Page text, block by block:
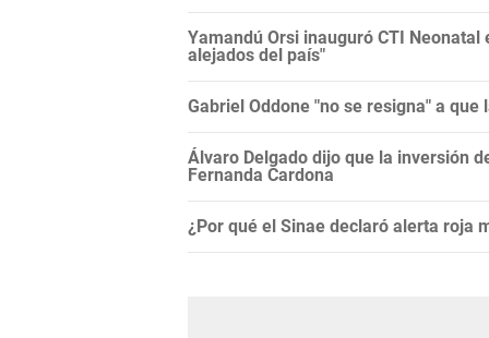
Yamandú Orsi inauguró CTI
alejados del país"
Gabriel Oddone "no se resigna" a
Álvaro Delgado dijo que la inversión
Fernanda Cardona
¿Por qué el Sinae declaró alerta roja